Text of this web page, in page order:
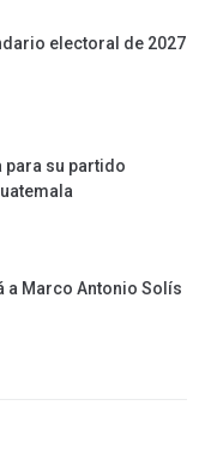
electoral de 2027
para su partido
a Marco Antonio Solís